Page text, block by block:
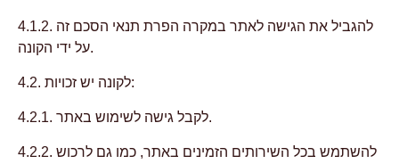
4.1.2. להגביל את הגישה לאתר במקרה הפרת תנאי הסכם זה
על ידי הקונה.
4.2. לקונה יש זכויות:
4.2.1. לקבל גישה לשימוש באתר.
4.2.2. להשתמש בכל השירותים הזמינים באתר, כמו גם לרכוש